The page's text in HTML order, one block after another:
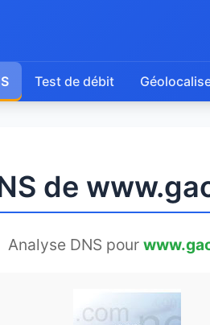
Test de débit
de
Analyse DNS pour